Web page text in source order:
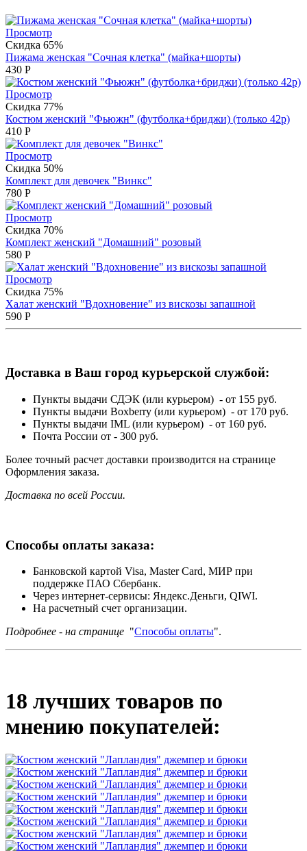
Просмотр
Скидка 65%
Пижама женская "Сочная клетка" (майка+шорты)
430 Р
Просмотр
Скидка 77%
Костюм женский "Фьюжн" (футболка+бриджи) (только 42р)
410 Р
Просмотр
Скидка 50%
Комплект для девочек "Винкс"
780 Р
Просмотр
Скидка 70%
Комплект женский "Домашний" розовый
580 Р
Просмотр
Скидка 75%
Халат женский "Вдохновение" из вискозы запашной
590 Р
Доставка в Ваш город курьерской службой:
Пункты выдачи СДЭК (или курьером) - от 155 руб.
Пункты выдачи Boxberry (или курьером) - от 170 руб.
Пункты выдачи IML (или курьером) - от 160 руб.
Почта России от - 300 руб.
Более точный расчет доставки производится на странице
Оформления заказа.
Доставка по всей России.
Способы оплаты заказа:
Банковской картой Visa, Master Card, МИР при
поддержке ПАО Сбербанк.
Через интернет-сервисы: Яндекс.Деньги, QIWI.
На расчетный счет организации.
Подробнее - на странице "Способы оплаты".
18 лучших товаров по
мнению покупателей: